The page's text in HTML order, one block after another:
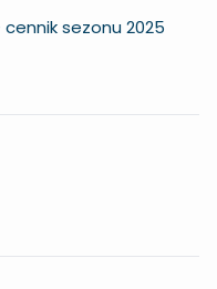
sezonu 2025